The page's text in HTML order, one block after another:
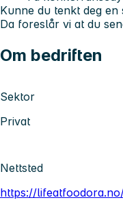
Kunne du tenkt deg
Da foreslår vi at du
Om bedriften
Sektor
Privat
Nettsted
https://